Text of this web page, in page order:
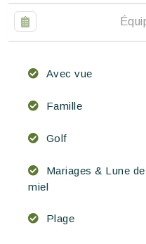
Avec vue
Famille
Golf
Mariages & Lune de
miel
Plage